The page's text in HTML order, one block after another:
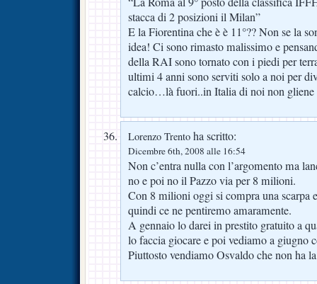
stacca di 2 posizioni il Milan”
E la Fiorentina che è è 11°?? Non se la
idea! Ci sono rimasto malissimo e
della RAI sono tornato con i piedi per
ultimi 4 anni sono serviti solo a noi per
calcio…là fuori..in Italia di noi non gliene
Lorenzo Trento ha scritto:
Dicembre 6th, 2008 alle 16:54
Non c’entra nulla con l’argomento ma
no e poi no il Pazzo via per 8 milioni.
Con 8 milioni oggi si compra una scarpa
quindi ce ne pentiremo amaramente.
A gennaio lo darei in prestito gratuito a
lo faccia giocare e poi vediamo a giugno
Piuttosto vendiamo Osvaldo che non ha